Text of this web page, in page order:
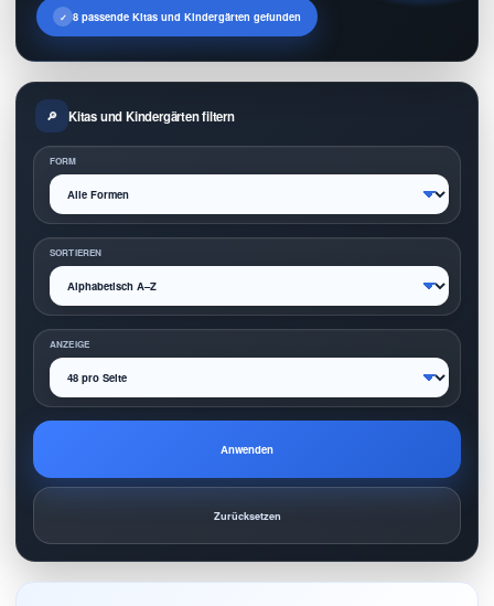
8 passende Kitas und Kindergärten gefunden
Kitas und Kindergärten filtern
FORM
SORTIEREN
ANZEIGE
Anwenden
Zurücksetzen